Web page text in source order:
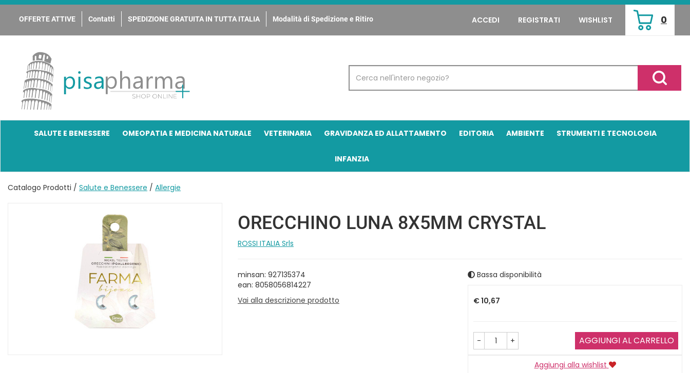
Passa
principale
OFFERTE ATTIVE Contatti SPEDIZIONE GRATUITA IN TUTTA ITALIA Modalità di Spedizione e Ritiro ACCEDI REGISTRATI WISHLIST 0
ARTICOLI
INSERITI
PisaPharma
Prodotto
Cerca
SALUTE E BENESSERE OMEOPATIA E MEDICINA NATURALE VETERINARIA GRAVIDANZA ED ALLATTAMENTO EDITORIA AMBIENTE STRUMENTI E TECNOLOGIA
INFANZIA
Catalogo Prodotti / Salute e Benessere / Allergie
ORECCHINO LUNA 8X5MM CRYSTAL
ROSSI ITALIA Srls
minsan: 927135374
ean: 8058056814227
Vai alla descrizione prodotto
Bassa disponibilità
€ 10,67
- + AGGIUNGI AL CARRELLO
Aggiungi alla wishlist